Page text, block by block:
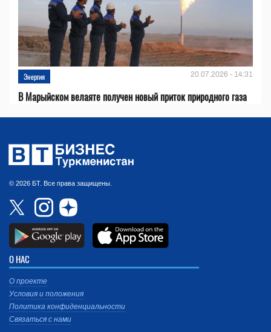
Энергия 20.07.2026 - 14:31
В Марыйском велаяте получен новый приток природного газа
© 2026 БТ. Все права защищены.
О НАС
О проекте
Условия и положения
Политика конфиденциальности
Связаться с нами